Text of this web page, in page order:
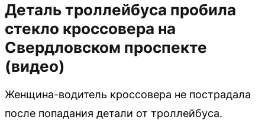
Деталь троллейбуса пробила
стекло кроссовера на
Свердловском проспекте
(видео)
Женщина-водитель кроссовера не пострадала
после попадания детали от троллейбуса.